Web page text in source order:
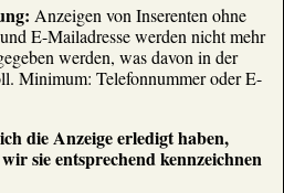
Anzeigen von Inserenten ohne
E-Mailadresse werden nicht mehr
werden, was davon in der
Minimum: Telefonnummer oder E-
die Anzeige erledigt haben,
sie entsprechend kennzeichnen